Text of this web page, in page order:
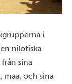
i
nilotiska
sina
maa, och sina